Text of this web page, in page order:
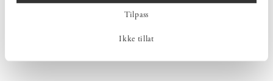
Tilpass
Ikke tillat